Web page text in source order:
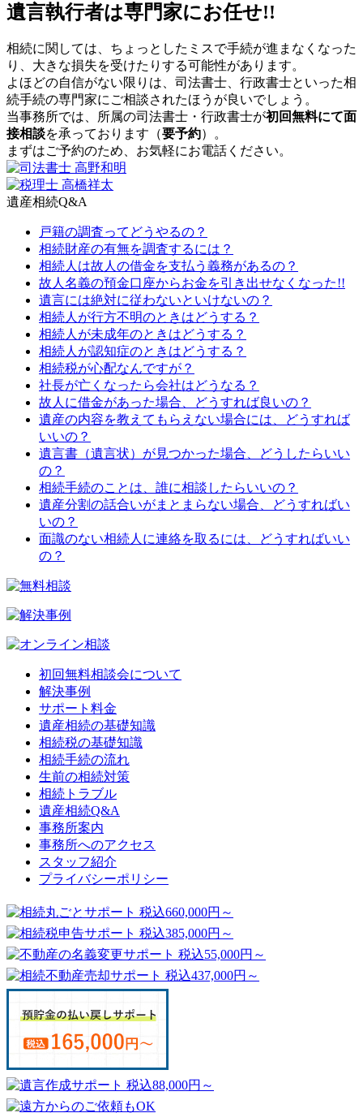
遺言執行者は専門家にお任せ!!
相続に関しては、ちょっとしたミスで手続が進まなくなった
り、大きな損失を受けたりする可能性があります。
よほどの自信がない限りは、司法書士、行政書士といった相
続手続の専門家にご相談されたほうが良いでしょう。
当事務所では、所属の司法書士・行政書士が初回無料にて面
接相談を承っております（要予約）。
まずはご予約のため、お気軽にお電話ください。
遺産相続Q&A
戸籍の調査ってどうやるの？
相続財産の有無を調査するには？
相続人は故人の借金を支払う義務があるの？
故人名義の預金口座からお金を引き出せなくなった!!
遺言には絶対に従わないといけないの？
相続人が行方不明のときはどうする？
相続人が未成年のときはどうする？
相続人が認知症のときはどうする？
相続税が心配なんですが？
社長が亡くなったら会社はどうなる？
故人に借金があった場合、どうすれば良いの？
遺産の内容を教えてもらえない場合には、どうすれば
いいの？
遺言書（遺言状）が見つかった場合、どうしたらいい
の？
相続手続のことは、誰に相談したらいいの？
遺産分割の話合いがまとまらない場合、どうすればい
いの？
面識のない相続人に連絡を取るには、どうすればいい
の？
初回無料相談会について
解決事例
サポート料金
遺産相続の基礎知識
相続税の基礎知識
相続手続の流れ
生前の相続対策
相続トラブル
遺産相続Q&A
事務所案内
事務所へのアクセス
スタッフ紹介
プライバシーポリシー